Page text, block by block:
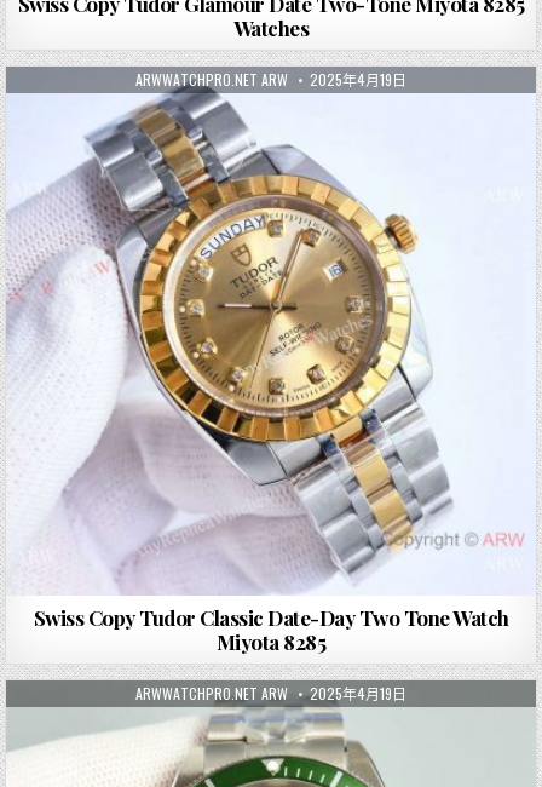
Watches
ARWWATCHPRO.NET ARW 2025年4月19日
Swiss Copy Tudor Classic Date-Day Two Tone Watch
Miyota 8285
ARWWATCHPRO.NET ARW 2025年4月19日